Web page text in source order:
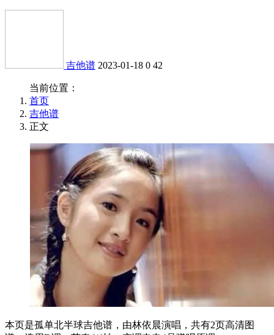
吉他谱 2023-01-18 0 42
当前位置：
首页
吉他谱
正文
本页是孤单北半球吉他谱，由林依晨演唱，共有2页高清图